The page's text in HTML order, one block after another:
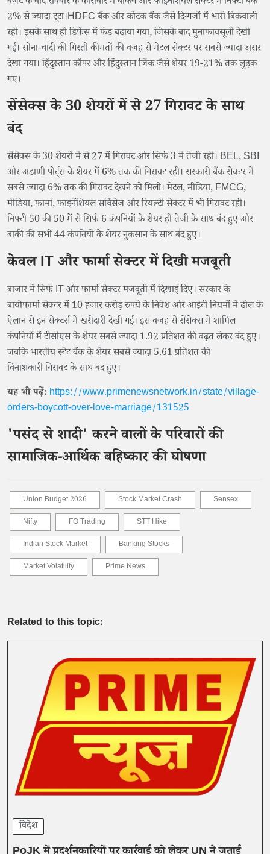
2% से ज्यादा टूटा।HDFC बैंक और कोटक बैंक जैसे दिग्गजों में भारी बिकवाली
रही। इसके साथ ही डिफेंस में फंड बढ़ाया गया, जिसके बाद मुनाफावसूली देखी
गई। सोना-चांदी की गिरती कीमतों की वजह से मेटल सेक्टर पर सबसे ज्यादा असर
देखा गया। हिंदुस्तान कॉपर और हिंदुस्तान जिंक जैसे शेयर 19-21% तक लुढ़क
गए।
सेंसेक्स के 30 शेयरों में से 27 गिरावट के साथ
बंद
सेंसेक्स के 30 शेयरों में से 27 में गिरावट और सिर्फ 3 में तेजी रही। BEL, SBI
और अडाणी पोर्ट्स के शेयर में 6% तक की गिरावट रही। सरकारी बैंक सेक्टर में
सबसे ज्यादा 6% तक की गिरावट देखने को मिली। मेटल, मीडिया, FMCG,
मीडिया, फार्मा, फाइनेंशियल सर्विसेज और रियल्टी सेक्टर में भी गिरावट रही।
निफ्टी 50 की 50 में से सिर्फ 6 कंपनियों के शेयर ही तेजी के साथ बंद हुए और
बाकी की सभी 44 कंपनियों के शेयर नुकसान के साथ बंद हुए।
केवल IT और फार्मा सेक्टर में दिखी मजबूती
बाजार में सिर्फ IT और फार्मा सेक्टर मजबूती में दिखाई दिए। सरकार के
बायोफार्मा सेक्टर में 10 हजार करोड़ रुपये के निवेश और आईटी नियमों में ढील के
ऐलान से इन सेक्टर्स में खरीदारी देखी गई। इस वजह से सेंसेक्स में शामिल
कंपनियों में टीसीएस के शेयर सबसे ज्यादा 1.92 प्रतिशत की बढ़त लेकर बंद हुए।
जबकि भारतीय स्टेट बैंक के शेयर सबसे ज्यादा 5.61 प्रतिशत की
विनाशकारी गिरावट के साथ बंद हुए।
यह भी पढ़ें: https://www.primenewsnetwork.in/state/village-
orders-boycott-over-love-marriage/131525
'पसंद से शादी' करने वालों के परिवारों की
सामाजिक-आर्थिक बहिष्कार की घोषणा
Union Budget 2026 Stock Market Crash
Sensex
Nifty
FO Trading
STT Hike
Indian Stock Market
Banking Stocks
Market Volatility
Prime News
Related to this topic:
विदेश